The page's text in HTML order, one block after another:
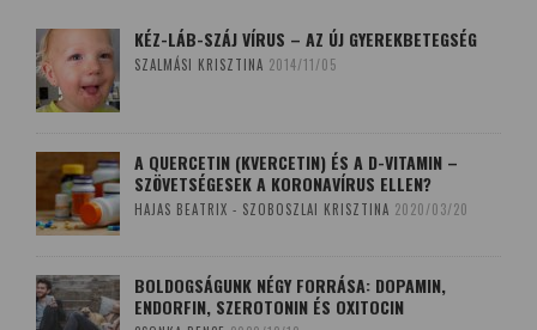
KÉZ-LÁB-SZÁJ VÍRUS – AZ ÚJ GYEREKBETEGSÉG
SZALMÁSI KRISZTINA 2014/11/05
A QUERCETIN (KVERCETIN) ÉS A D-VITAMIN –
SZÖVETSÉGESEK A KORONAVÍRUS ELLEN?
HAJAS BEATRIX - SZOBOSZLAI KRISZTINA 2020/03/20
BOLDOGSÁGUNK NÉGY FORRÁSA: DOPAMIN,
ENDORFIN, SZEROTONIN ÉS OXITOCIN